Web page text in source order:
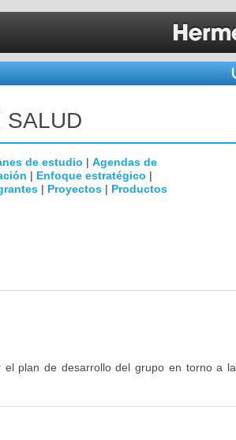
SALUD
de estudio | Agendas de
| Enfoque estratégico |
| Proyectos | Productos
el plan de desarrollo del grupo en torno a la